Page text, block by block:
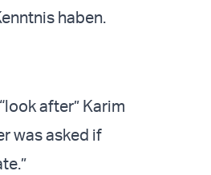
haben.
after” Karim
was asked if